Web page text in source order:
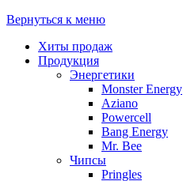
Вернуться к меню
Хиты продаж
Продукция
Энергетики
Monster Energy
Aziano
Powercell
Bang Energy
Mr. Bee
Чипсы
Pringles